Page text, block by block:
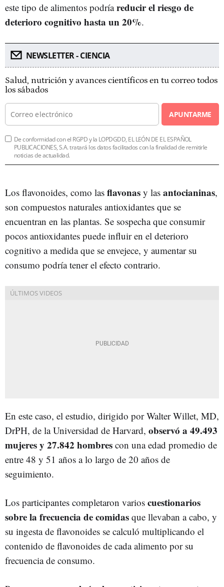
este tipo de alimentos podríareducir el riesgo de
deterioro cognitivo hasta un 20%.
NEWSLETTER - CIENCIA
Salud, nutrición y avances científicos en tu correo todos
los sábados
APUNTARME
De conformidad con el RGPD y la LOPDGDD, EL LEÓN DE EL ESPAÑOL
PUBLICACIONES, S.A. tratará los datos facilitados con la finalidad de remitirle
noticias de actualidad.
Los flavonoides, como las flavonas y las antocianinas,
son compuestos naturales antioxidantes que se
encuentran en las plantas. Se sospecha que consumir
pocos antioxidantes puede influir en el deterioro
cognitivo a medida que se envejece, y aumentar su
consumo podría tener el efecto contrario.
En este caso, el estudio, dirigido por Walter Willet, MD,
DrPH, de la Universidad de Harvard, observó a 49.493
mujeres y 27.842 hombres con una edad promedio de
entre 48 y 51 años a lo largo de 20 años de
seguimiento.
Los participantes completaron varios cuestionarios
sobre la frecuencia de comidas que llevaban a cabo, y
su ingesta de flavonoides se calculó multiplicando el
contenido de flavonoides de cada alimento por su
frecuencia de consumo.